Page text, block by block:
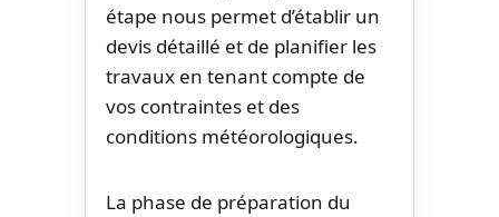
étape nous permet d’établir un
devis détaillé et de planifier les
travaux en tenant compte de
vos contraintes et des
conditions météorologiques.
La phase de préparation du